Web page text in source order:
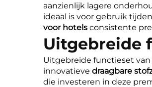
aanzienlijk lagere
ideaal is voor gebruik
voor hotels consistente
Uitgebreide
Uitgebreide functieset van
innovatieve draagbare
die investeren in deze